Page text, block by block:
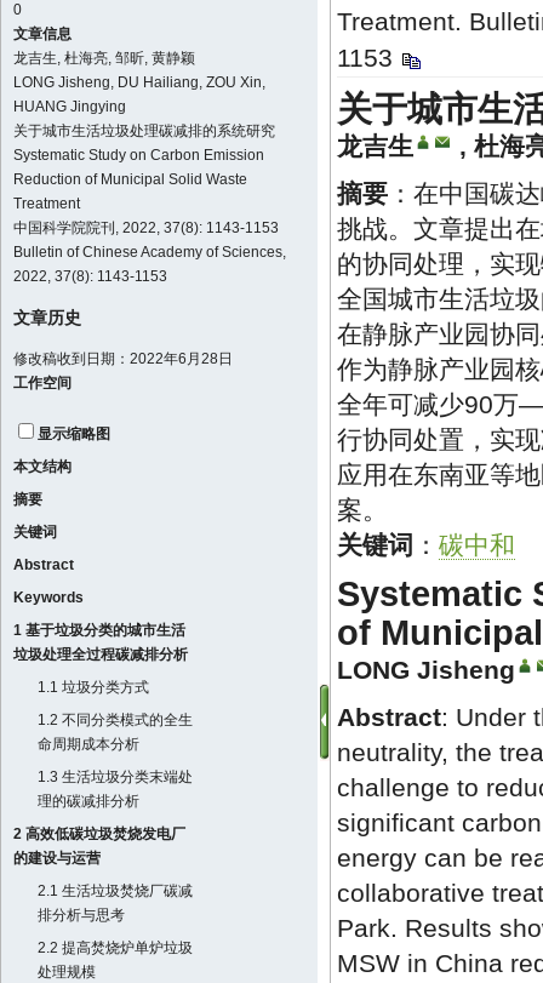
0
文章信息
龙吉生, 杜海亮, 邹昕, 黄静颖
LONG Jisheng, DU Hailiang, ZOU Xin,
HUANG Jingying
关于城市生活垃圾处理碳减排的系统研究
Systematic Study on Carbon Emission
Reduction of Municipal Solid Waste
Treatment
中国科学院院刊, 2022, 37(8): 1143-1153
Bulletin of Chinese Academy of Sciences,
2022, 37(8): 1143-1153
文章历史
修改稿收到日期：2022年6月28日
工作空间
显示缩略图
本文结构
摘要
关键词
Abstract
Keywords
1 基于垃圾分类的城市生活
垃圾处理全过程碳减排分析
1.1 垃圾分类方式
1.2 不同分类模式的全生
命周期成本分析
1.3 生活垃圾分类末端处
理的碳减排分析
2 高效低碳垃圾焚烧发电厂
的建设与运营
2.1 生活垃圾焚烧厂碳减
排分析与思考
2.2 提高焚烧炉单炉垃圾
处理规模
Treatment.
1153
关于城市生
龙吉生 , 杜海
摘要 ：在中国碳
挑战。文章提出
的协同处理，实
全国城市生活垃
在静脉产业园协
作为静脉产业园
全年可减少90万
行协同处置，实
应用在东南亚等
案。
关键词 ： 碳中和
Systematic
of
LONG Jisheng
Abstract: Under
neutrality, the
challenge to
significant
energy can be
collaborative
Park. Results
MSW in China